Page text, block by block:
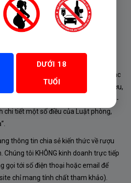
NĐ-CP ngày 14/9/2017 của Chính
rượu. Tuân thủ Luật “phòng chống tác
QH14-Điều 16 về “điều kiện bán rượu,
điện tử”; Nghị định số 24/2020/NĐ-
chi tiết một số điều của Luật phòng,
thông tin chia sẻ kiến thức về rượu
Chúng tôi KHÔNG kinh doanh trực tiếp
gọi tới số điện thoại hoặc email để
chỉ mang tính chất tham khảo).
DƯỚI 18
TUỔI